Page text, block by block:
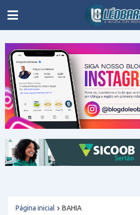
Página inicial BAHIA